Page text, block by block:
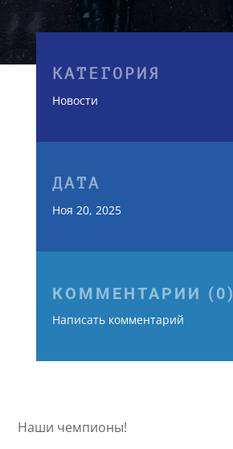
КАТЕГОРИЯ
Новости
ДАТА
Ноя 20, 2025
КОММЕНТАРИИ (0)
Написать комментарий
Наши чемпионы!